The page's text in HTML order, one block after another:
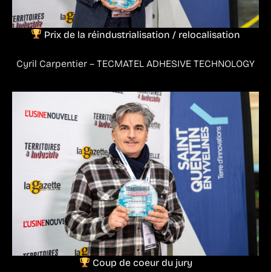
Prix de la réindustrialisation / relocalisation
Cyril Carpentier – TECMATEL ADHESIVE TECHNOLOGY
Coup de coeur du jury